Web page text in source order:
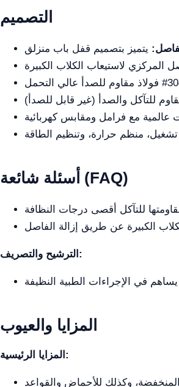
التصميم
أسئلة شائعة (FAQ)
الترشيح والتصريف:
المزايا والعيوب
المزايا الرئيسية: